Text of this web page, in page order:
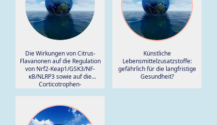
Die Wirkungen von Citrus-
Flavanonen auf die Regulation
von Nrf2-Keap1/GSK3/NF-
κB/NLRP3 sowie auf die
Corticotrophen-
Künstliche
Lebensmittelzusatzstoffe:
gefährlich für die langfristige
Gesundheit?